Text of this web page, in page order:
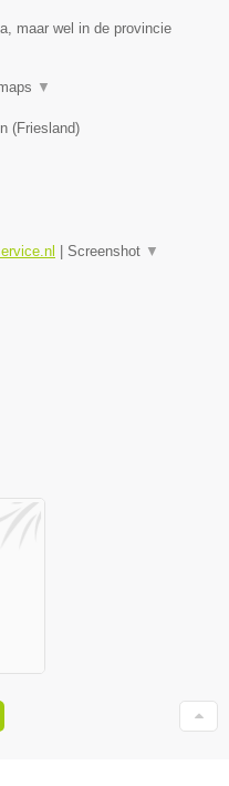
maar wel in de provincie
▼
(Friesland)
Screenshot ▼